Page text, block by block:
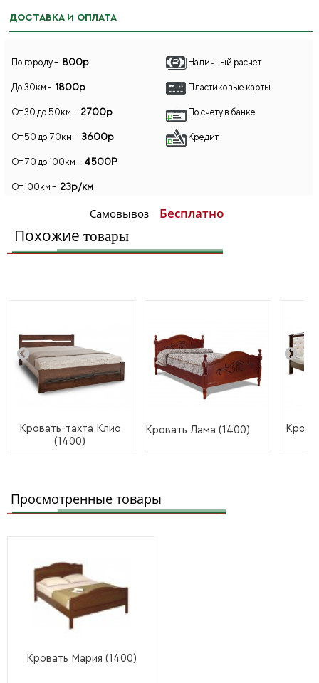
ДОСТАВКА И ОПЛАТА
По городу - 800р
До 30км - 1800р
От 30 до 50км - 2700р
От 50 до 70км - 3600р
От 70 до 100км - 4500Р
От 100км - 23р/км
Самовывоз Бесплатно
Наличный расчет
Пластиковые карты
По счету в банке
Кредит
Похожие товары
Кровать-тахта Клио
(1400)
Кровать Лама (1400)
Просмотренные товары
Кровать Мария (1400)